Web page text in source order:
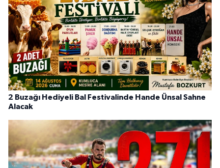
2 Buzağı Hediyeli Bal Festivalinde Hande Ünsal Sahne
Alacak